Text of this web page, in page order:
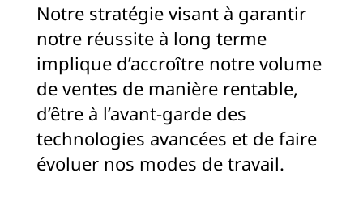
Notre stratégie visant à garantir
notre réussite à long terme
implique d’accroître notre volume
de ventes de manière rentable,
d’être à l’avant-garde des
technologies avancées et de faire
évoluer nos modes de travail.